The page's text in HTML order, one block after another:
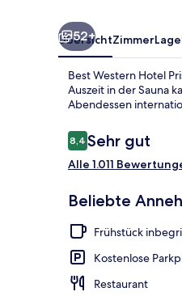
52+
ÜbersichtZimmerLage
Best Western Hotel
Auszeit in der Sauna
Abendessen
Bewertungen
8,48,4 von 10.
Sehr gut
Alle 1.011
Beliebte
Frühstück
Kostenlose
Restaurant